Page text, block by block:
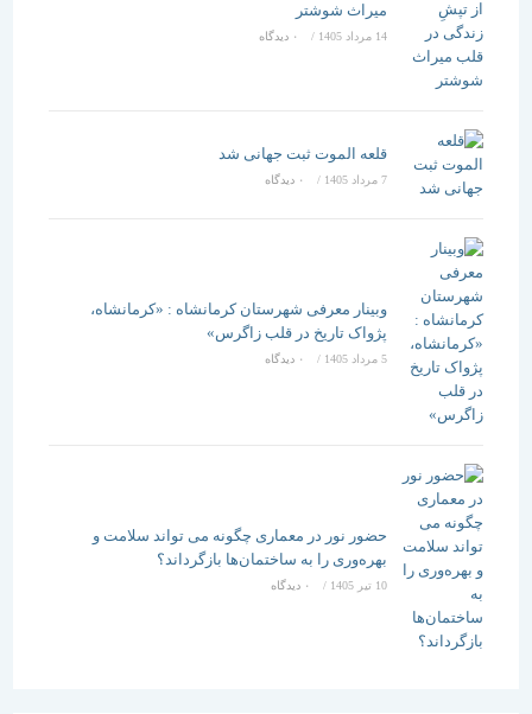
میراث شوشتر
14 مرداد 1405 / ۰ دیدگاه
قلعه الموت ثبت جهانی شد
/ ۰ دیدگاه
وبینار معرفی شهرستان کرمانشاه : «کرمانشاه،
پژواک تاریخ در قلب زاگرس»
5 مرداد 1405 / ۰ دیدگاه
حضور نور در معماری چگونه می تواند سلامت و
بهره‌وری را به ساختمان‌ها بازگرداند؟
/ ۰ دیدگاه